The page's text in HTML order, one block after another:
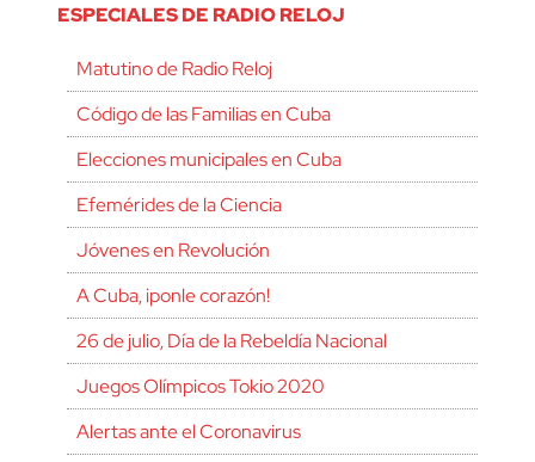
ESPECIALES DE RADIO RELOJ
Matutino de Radio Reloj
Código de las Familias en Cuba
Elecciones municipales en Cuba
Efemérides de la Ciencia
Jóvenes en Revolución
A Cuba, ¡ponle corazón!
26 de julio, Día de la Rebeldía Nacional
Juegos Olímpicos Tokio 2020
Alertas ante el Coronavirus